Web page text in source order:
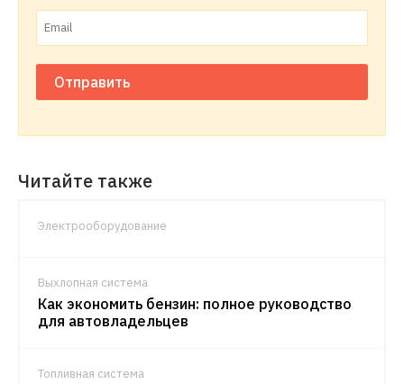
Отправить
Читайте также
Электрооборудование
Выхлопная система
Как экономить бензин: полное руководство
для автовладельцев
Топливная система